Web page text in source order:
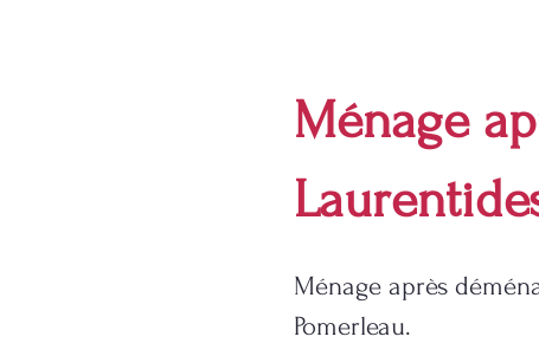
Ménage
Ménage après
Pomerleau.